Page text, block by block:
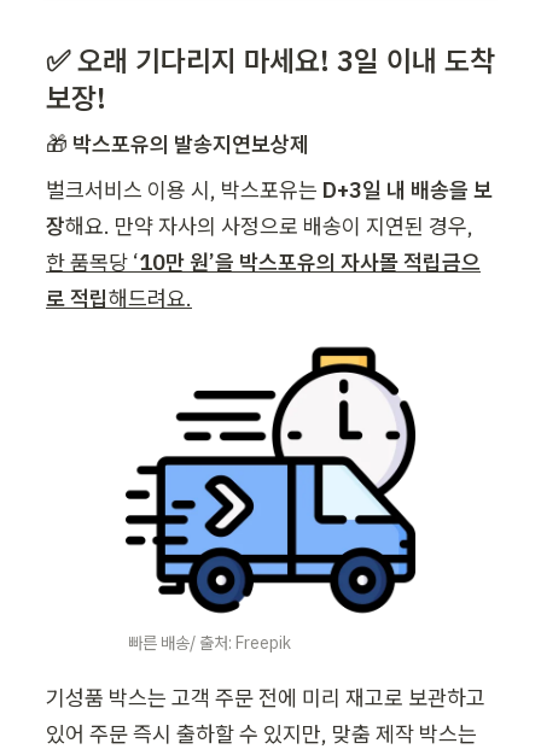
✅ 오래 기다리지 마세요! 3일 이내 도착
보장!
🎁 박스포유의 발송지연보상제
벌크서비스 이용 시, 박스포유는 D+3일 내 배송을 보
장
한 품목당 ‘10만 원’을 박스포유의 자사몰 적립금으
로 적립해드려요.
빠른 배송/ 출처: Freepik
기성품 박스는 고객 주문 전에 미리 재고로 보관하고
있어 주문 즉시 출하할 수 있지만, 맞춤 제작 박스는